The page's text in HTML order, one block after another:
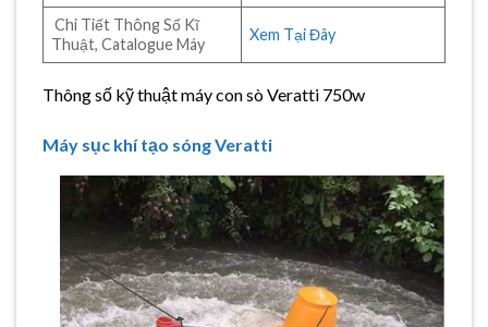
Chi Tiết Thông Số Kĩ
Thuật, Catalogue Máy
Xem Tại Đây
Thông số kỹ thuật máy con sò Veratti 750w
Máy sục khí tạo sóng Veratti